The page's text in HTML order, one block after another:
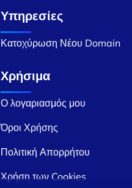
Υπηρεσίες
Κατοχύρωση Νέου Domain
Χρήσιμα
Ο λογαριασμός μου
Όροι Χρήσης
Πολιτική Απορρήτου
Χρήση των Cookies